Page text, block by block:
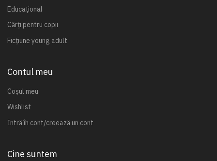
Educațional
Cărți pentru copii
Ficțiune young adult
Contul meu
Coșul meu
Wishlist
Intră în cont/creează un cont
Cine suntem